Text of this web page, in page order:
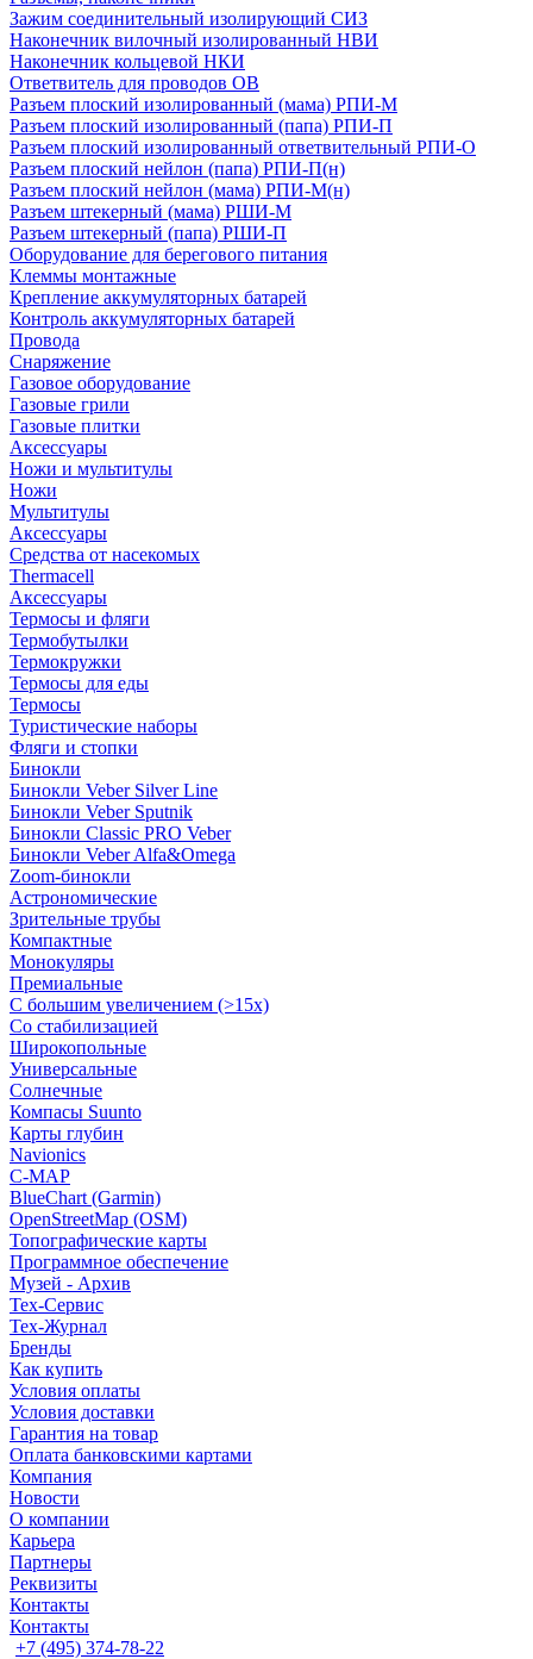
Зажим соединительный изолирующий СИЗ
Наконечник вилочный изолированный НВИ
Наконечник кольцевой НКИ
Ответвитель для проводов ОВ
Разъем плоский изолированный (мама) РПИ-М
Разъем плоский изолированный (папа) РПИ-П
Разъем плоский изолированный ответвительный РПИ-О
Разъем плоский нейлон (папа) РПИ-П(н)
Разъем плоский нейлон (мама) РПИ-М(н)
Разъем штекерный (мама) РШИ-М
Разъем штекерный (папа) РШИ-П
Оборудование для берегового питания
Клеммы монтажные
Крепление аккумуляторных батарей
Контроль аккумуляторных батарей
Провода
Снаряжение
Газовое оборудование
Газовые грили
Газовые плитки
Аксессуары
Ножи и мультитулы
Ножи
Мультитулы
Аксессуары
Средства от насекомых
Thermacell
Аксессуары
Термосы и фляги
Термобутылки
Термокружки
Термосы для еды
Термосы
Туристические наборы
Фляги и стопки
Бинокли
Бинокли Veber Silver Line
Бинокли Veber Sputnik
Бинокли Classic PRO Veber
Бинокли Veber Alfa&Omega
Zoom-бинокли
Астрономические
Зрительные трубы
Компактные
Монокуляры
Премиальные
С большим увеличением (>15x)
Со стабилизацией
Широкопольные
Универсальные
Солнечные
Компасы Suunto
Карты глубин
Navionics
C-MAP
BlueChart (Garmin)
OpenStreetMap (OSM)
Топографические карты
Программное обеспечение
Музей - Архив
Tex-Сервис
Тех-Журнал
Бренды
Как купить
Условия оплаты
Условия доставки
Гарантия на товар
Оплата банковскими картами
Компания
Новости
О компании
Карьера
Партнеры
Реквизиты
Контакты
Контакты
+7 (495) 374-78-22